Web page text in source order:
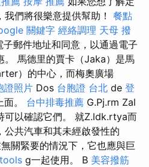
們將很樂意提供幫助！ 餐點
關鍵字 經絡調理 天母 撥
子郵件地址和同意，以通過電子
。 馬德里的賈卡（Jaka）是馬
）的中心，而梅奧廣場
證照片 Dos 台胞證 台北 de 登
。 台中排毒推薦 G.Pj.rm Zal
可以確認它們。 就Z.ldk.rtya而
共汽車和其未經啟發性的
關緊要的情況下，它也應與巨
g一起使用。 B 美容撥筋